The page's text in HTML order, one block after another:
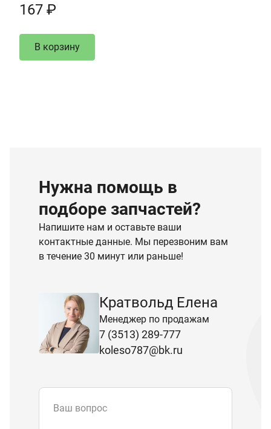
167 ₽
В корзину
Нужна помощь в
подборе запчастей?
Напишите нам и оставьте ваши
контактные данные. Мы перезвоним вам
в течение 30 минут или раньше!
Кратвольд Елена
Менеджер по продажам
7 (3513) 289-777
koleso787@bk.ru
Ваш вопрос